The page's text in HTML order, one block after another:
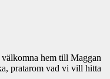
hem till Maggan
pratarom vad vi vill hitta